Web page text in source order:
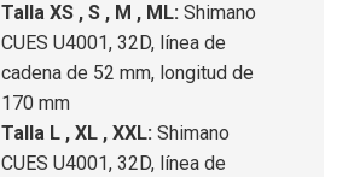
Talla XS , S , M , ML: Shimano
CUES U4001, 32D, línea de
cadena de 52 mm, longitud de
170 mm
Talla L , XL , XXL: Shimano
CUES U4001, 32D, línea de